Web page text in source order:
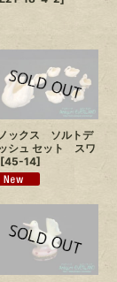
ックス ソルトデ
シュ セット スワ
[45-14]